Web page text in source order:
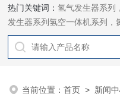
热门关键词：氢气发生器系列
发生器系列氢空一体机系列，
列，气体净化器系列，代理
器，代理南韩SitekPH/离子计
当前位置：首页 > 新闻